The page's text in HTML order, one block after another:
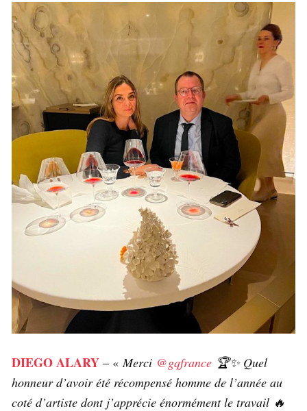
DIEGO ALARY – « Merci @gqfrance 🏆✨ Quel
honneur d’avoir été récompensé homme de l’année au
coté d’artiste dont j’apprécie énormément le travail 🔥